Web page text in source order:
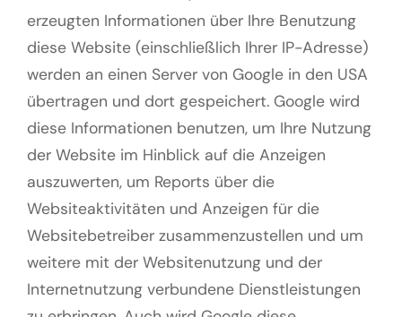
erzeugten Informationen über Ihre Benutzung
diese Website (einschließlich Ihrer IP-Adresse)
werden an einen Server von Google in den USA
übertragen und dort gespeichert. Google wird
diese Informationen benutzen, um Ihre Nutzung
der Website im Hinblick auf die Anzeigen
auszuwerten, um Reports über die
Websiteaktivitäten und Anzeigen für die
Websitebetreiber zusammenzustellen und um
weitere mit der Websitenutzung und der
Internetnutzung verbundene Dienstleistungen